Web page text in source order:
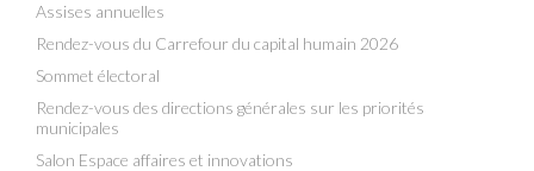
Assises annuelles
Rendez-vous du Carrefour du capital humain 2026
Sommet électoral
Rendez-vous des directions générales sur les priorités
municipales
Salon Espace affaires et innovations